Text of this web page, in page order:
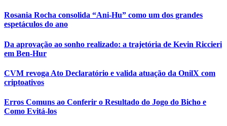
Rosania Rocha consolida “Ani-Hu” como um dos grandes
espetáculos do ano
Da aprovação ao sonho realizado: a trajetória de Kevin Riccieri
em Ben-Hur
CVM revoga Ato Declaratório e valida atuação da OnilX com
criptoativos
Erros Comuns ao Conferir o Resultado do Jogo do Bicho e
Como Evitá-los